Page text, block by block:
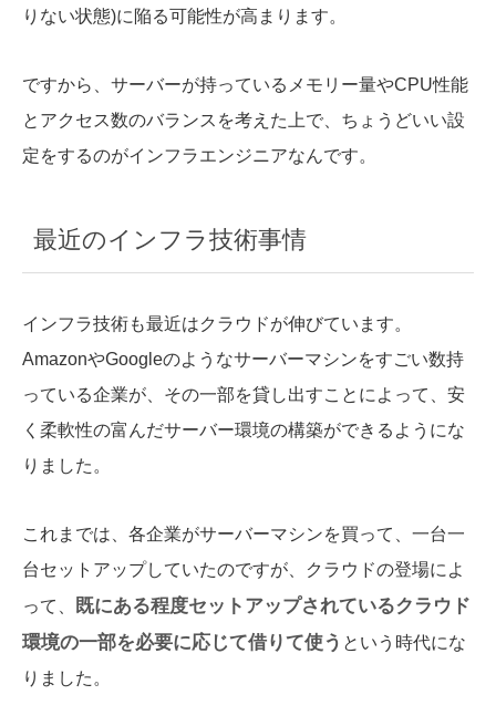
りない状態)に陥る可能性が高まります。
ですから、サーバーが持っているメモリー量やCPU性能
とアクセス数のバランスを考えた上で、ちょうどいい設
定をするのがインフラエンジニアなんです。
最近のインフラ技術事情
インフラ技術も最近はクラウドが伸びています。
AmazonやGoogleのようなサーバーマシンをすごい数持
っている企業が、その一部を貸し出すことによって、安
く柔軟性の富んだサーバー環境の構築ができるようにな
りました。
これまでは、各企業がサーバーマシンを買って、一台一
台セットアップしていたのですが、クラウドの登場によ
って、
既にある程度セットアップされているクラウド
環境の一部を必要に応じて借りて使う という時代にな
りました。